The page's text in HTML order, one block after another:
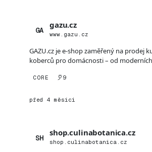
GA
gazu.cz
www.gazu.cz
GAZU.cz je e-shop zaměřený na prodej
koberců pro domácnosti – od
CORE 9
před 4 měsíci
SH
shop.culinabotanica.cz
shop.culinabotanica.cz